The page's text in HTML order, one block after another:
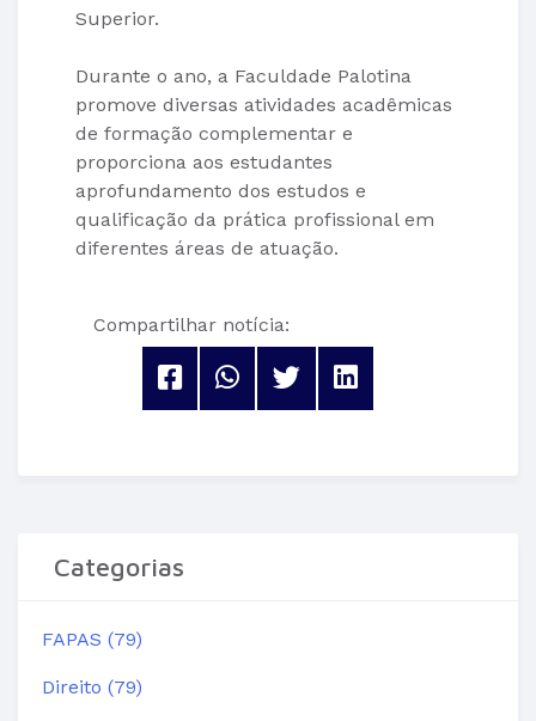
Superior.
Durante o ano, a Faculdade Palotina
promove diversas atividades acadêmicas
de formação complementar e
proporciona aos estudantes
aprofundamento dos estudos e
qualificação da prática profissional em
diferentes áreas de atuação.
Compartilhar notícia:
Categorias
FAPAS (79)
Direito (79)